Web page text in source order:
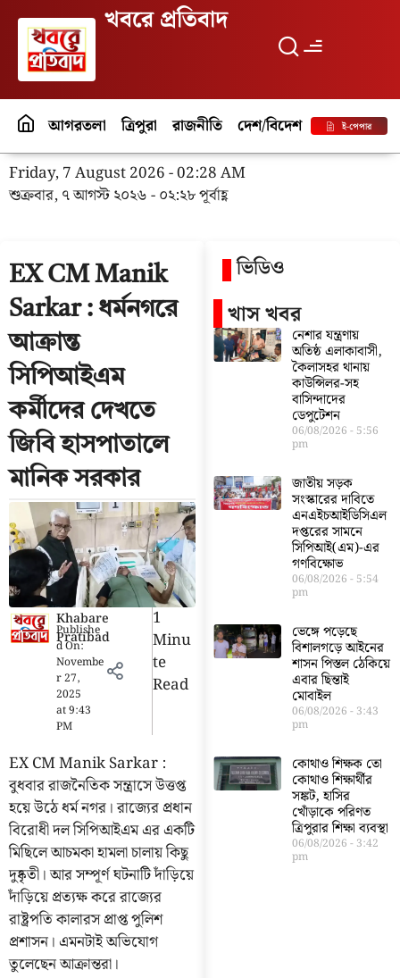
খবরে প্রতিবাদ
আগরতলা ত্রিপুরা রাজনীতি দেশ/বিদেশ পর্যটনই-পেপার
Friday, 7 August 2026 - 02:28 AM
শুক্রবার, ৭ আগস্ট ২০২৬ - ০২:২৮ পূর্বাহ্ণ
EX CM Manik
Sarkar : ধর্মনগরে
আক্রান্ত
সিপিআইএম
কর্মীদের দেখতে
জিবি হাসপাতালে
মানিক সরকার
Khabare
Pratibad
Publishe
d On:
Novembe
r 27,
2025
at9:43
PM
1
Minu
Te
Read
EX CM Manik Sarkar :
বুধবার রাজনৈতিক সন্ত্রাসে উত্তপ্ত
হয়ে উঠে ধর্ম নগর। রাজ্যের প্রধান
বিরোধী দল সিপিআইএম এর একটি
মিছিলে আচমকা হামলা চালায় কিছু
দুষ্কৃতী। আর সম্পূর্ণ ঘটনাটি দাঁড়িয়ে
দাঁড়িয়ে প্রত্যক্ষ করে রাজ্যের
রাষ্ট্রপতি কালারস প্রাপ্ত পুলিশ
প্রশাসন। এমনটাই অভিযোগ
তুলেছেন আক্রান্তরা।
ভিডিও
খাস খবর
নেশার যন্ত্রণায়
অতিষ্ঠ এলাকাবাসী,
কৈলাসহর থানায়
কাউন্সিলর-সহ
বাসিন্দাদের
ডেপুটেশন
06/08/2026 5:56
pm
জাতীয় সড়ক
সংস্কারের দাবিতে
এনএইচআইডিসিএল
দপ্তরের সামনে
সিপিআই(এম)-এর
গণবিক্ষোভ
06/08/2026 5:54
pm
ভেঙ্গে পড়েছে
বিশালগড়ে আইনের
শাসন পিস্তল ঠেকিয়ে
এবার ছিন্তাই
মোবাইল
06/08/2026 3:43
pm
কোথাও শিক্ষক তো
কোথাও শিক্ষার্থীর
সঙ্কট, হাসির
খোঁড়াকে পরিণত
ত্রিপুরার শিক্ষা ব্যবস্থা
06/08/2026 3:42
pm